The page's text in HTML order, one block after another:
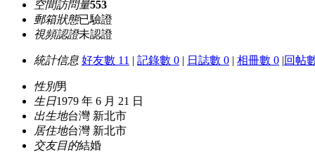
空間訪問量553
郵箱狀態已驗證
視頻認證未認證
統計信息 好友數 11 | 記錄數 0 | 日誌數 0 | 相冊數 0 |回帖
性別男
生日1979 年 6 月 21 日
出生地台灣 新北市
居住地台灣 新北市
交友目的結婚